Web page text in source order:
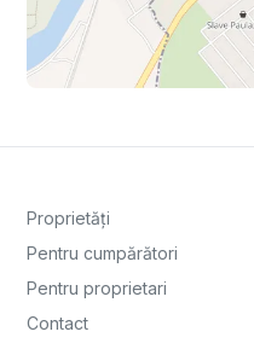
Proprietăți
Pentru cumpărători
Pentru proprietari
Contact